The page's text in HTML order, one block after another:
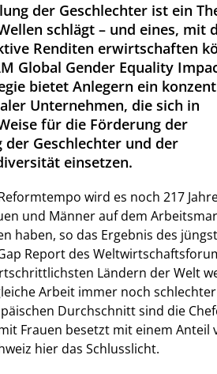
der Geschlechter ist ein
schlägt – und eines, mit
Renditen erwirtschaften
Global Gender Equality
bietet Anlegern ein
Unternehmen, die sich in
für die Förderung der
der Geschlechter und der
einsetzen.
wird es noch 217
und Männer auf dem
haben, so das Ergebnis des
Report des
Ländern der Welt
Arbeit immer noch
Durchschnitt sind die
Frauen besetzt mit einem Anteil
hier das Schlusslicht.